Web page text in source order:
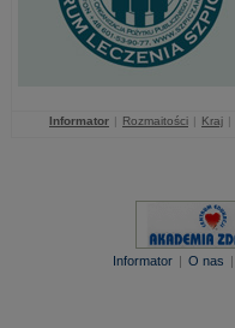
Informator | Rozmaitości | Kraj |
Informator | O nas |